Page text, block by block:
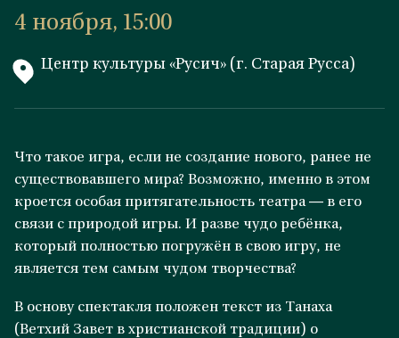
4 ноября, 15:00
Центр культуры «Русич» (г. Старая Русса)
Что такое игра, если не создание нового, ранее не
существовавшего мира? Возможно, именно в этом
кроется особая притягательность театра — в его
связи с природой игры. И разве чудо ребёнка,
который полностью погружён в свою игру, не
является тем самым чудом творчества?
В основу спектакля положен текст из Танаха
(Ветхий Завет в христианской традиции) о